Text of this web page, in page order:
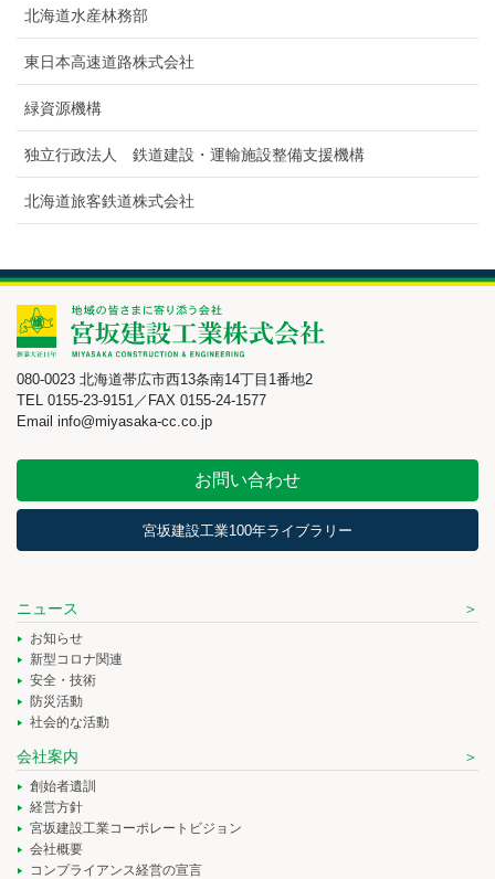
北海道水産林務部
東日本高速道路株式会社
緑資源機構
独立行政法人 鉄道建設・運輸施設整備支援機構
北海道旅客鉄道株式会社
080-0023 北海道帯広市西13条南14丁目1番地2
TEL 0155-23-9151／FAX 0155-24-1577
Email info@miyasaka-cc.co.jp
お問い合わせ
宮坂建設工業100年ライブラリー
ニュース
お知らせ
新型コロナ関連
安全・技術
防災活動
社会的な活動
会社案内
創始者遺訓
経営方針
宮坂建設工業コーポレートビジョン
会社概要
コンプライアンス経営の宣言